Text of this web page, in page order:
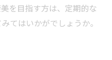
を目指す方は、定期的な
てはいかがでしょうか。